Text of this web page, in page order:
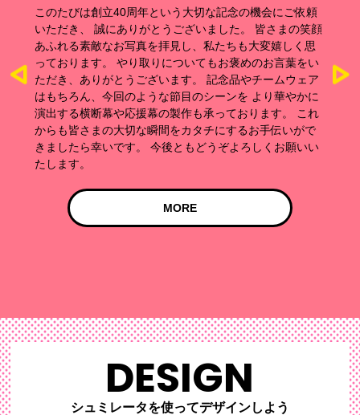
な記念の機会にご依頼
ました。 皆さまの笑顔
私たちも大変嬉しく思
もお褒めのお言葉をい
記念品やチームウェア
シーンを より華やかに
承っております。 これ
チにするお手伝いがで
うぞよろしくお願いい
このたびは弊社にてオリジナルの
注文いただき、誠にありがとうご
からメーカーを聞かれるほど好評
大変光栄です。 弊社のストレッチ
を自由に選べる点や、ロゴ・カラ
制作が可能な点で、多くの企業様
でご採用いただいております。今
レベルのほかにも、軽めから高強
おり、目的に応じた最適な仕様を
での製作もご検討ください。 今後
いいたします！
DESIGN
シュミレータを使ってデザインしよう